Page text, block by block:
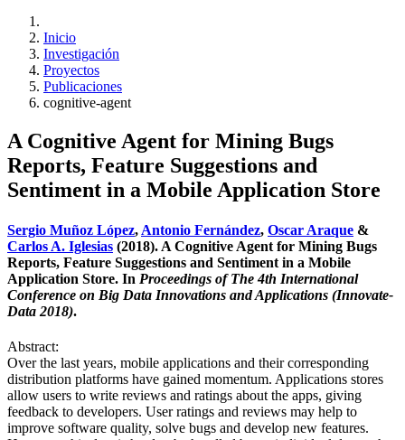
Inicio
Investigación
Proyectos
Publicaciones
cognitive-agent
A Cognitive Agent for Mining Bugs
Reports, Feature Suggestions and
Sentiment in a Mobile Application Store
Sergio Muñoz López, Antonio Fernández, Oscar Araque &
Carlos A. Iglesias (2018). A Cognitive Agent for Mining Bugs
Reports, Feature Suggestions and Sentiment in a Mobile
Application Store. In Proceedings of The 4th International
Conference on Big Data Innovations and Applications (Innovate-
Data 2018).
Abstract:
Over the last years, mobile applications and their corresponding
distribution platforms have gained momentum. Applications stores
allow users to write reviews and ratings about the apps, giving
feedback to developers. User ratings and reviews may help to
improve software quality, solve bugs and develop new features.